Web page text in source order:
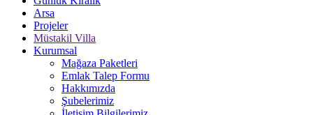
Arsa
Projeler
Müstakil Villa
Kurumsal
Mağaza Paketleri
Emlak Talep Formu
Hakkımızda
Şubelerimiz